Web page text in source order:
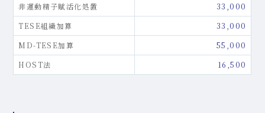
非運動精子賦活化処置
33,000
TESE組織加算
33,000
MD-TESE加算
55,000
HOST法
16,500